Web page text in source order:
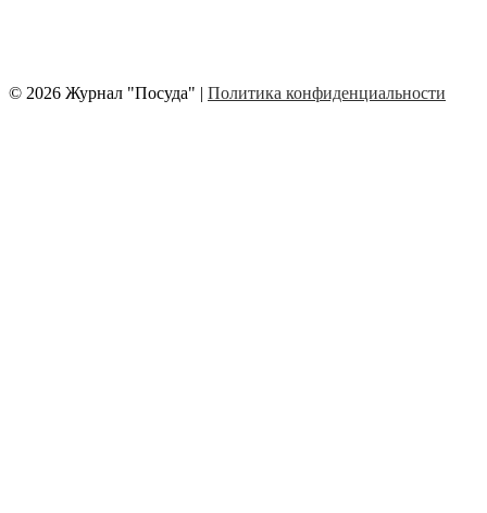
© 2026 Журнал "Посуда" | Политика конфиденциальности